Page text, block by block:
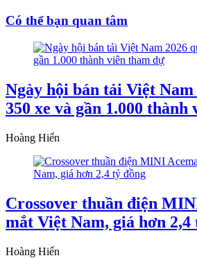
Có thể bạn quan tâm
Ngày hội bán tải Việt Nam
350 xe và gần 1.000
Hoàng Hiển
Crossover thuần điện
mắt Việt Nam, giá hơn 2,4
Hoàng Hiển